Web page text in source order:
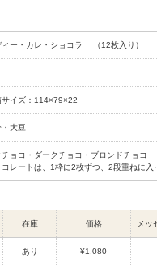
ィー・カレ・ショコラ （12枚入り）
サイズ：114×79×22
大豆
チョコ・ダークチョコ・ブロンドチョコ
レートは、1枠に2枚ずつ、2段重ねに入
在庫 価格 メッ
あり ¥1,080